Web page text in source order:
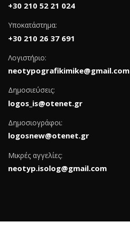
+30 210 52 21 024
Υποκατάστημα:
+30 210 26 37 691
Λογιστήριο:
neotypografikimike@gmail.com
Δημοσιεύσεις:
logos_is@otenet.gr
Δημοσιογράφοι:
logosnew@otenet.gr
Μικρές αγγελίες:
neotyp.isolog@gmail.com